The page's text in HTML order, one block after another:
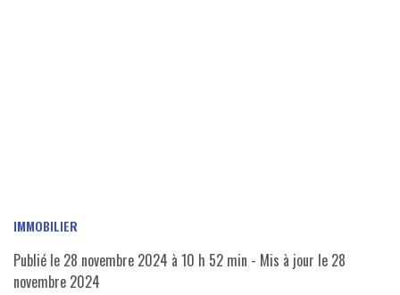
IMMOBILIER
Publié le 28 novembre 2024 à 10 h 52 min - Mis à jour le 28
novembre 2024